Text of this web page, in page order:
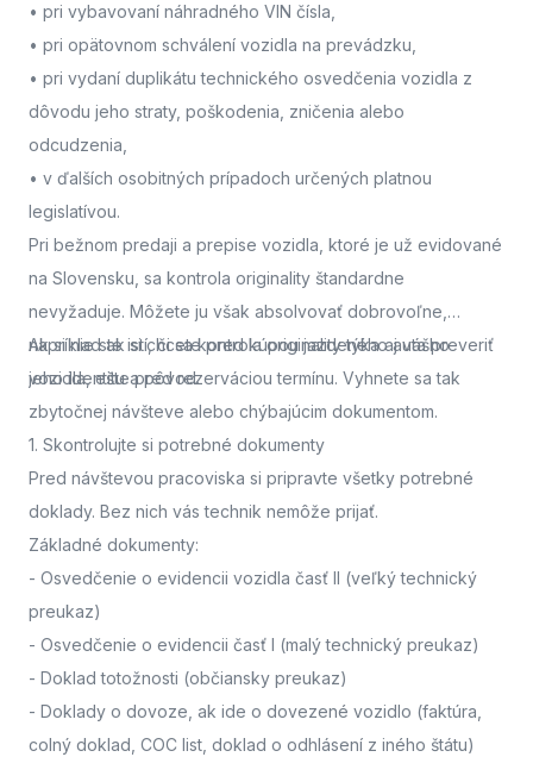
• pri vybavovaní náhradného VIN čísla,
• pri opätovnom schválení vozidla na prevádzku,
• pri vydaní duplikátu technického osvedčenia vozidla z
dôvodu jeho straty, poškodenia, zničenia alebo
odcudzenia,
• v ďalších osobitných prípadoch určených platnou
legislatívou.
Pri bežnom predaji a prepise vozidla, ktoré je už evidované
na Slovensku, sa kontrola originality štandardne
nevyžaduje. Môžete ju však absolvovať dobrovoľne,
napríklad ak si chcete pred kúpou jazdeného auta preveriť
jeho identitu a pôvod.
Ak si nie ste istí, či sa kontrola originality týka aj vášho
vozidla,ešte pred rezerváciou termínu. Vyhnete sa tak
zbytočnej návšteve alebo chýbajúcim dokumentom.
1. Skontrolujte si potrebné dokumenty
Pred návštevou pracoviska si pripravte všetky potrebné
doklady. Bez nich vás technik nemôže prijať.
Základné dokumenty:
- Osvedčenie o evidencii vozidla časť II (veľký technický
preukaz)
- Osvedčenie o evidencii časť I (malý technický preukaz)
- Doklad totožnosti (občiansky preukaz)
- Doklady o dovoze, ak ide o dovezené vozidlo (faktúra,
colný doklad, COC list, doklad o odhlásení z iného štátu)